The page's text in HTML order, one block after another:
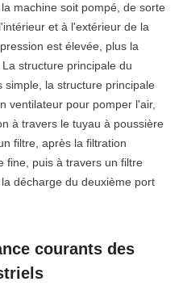
machine soit pompé, de sorte
et à l'extérieur de la
est élevée, plus la
structure principale du
la structure principale
ventilateur pour pomper l'air,
à travers le tuyau à poussière
filtre, après la filtration
fine, puis à travers un filtre
décharge du deuxième port
courants des